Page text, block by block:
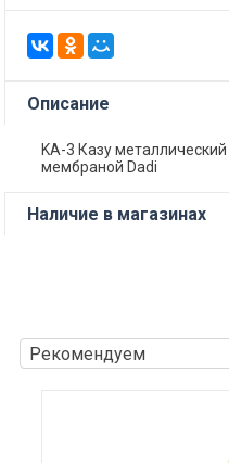
Описание
KA-3 Казу
мембраной Dadi
Наличие в магазинах
Рекомендуем